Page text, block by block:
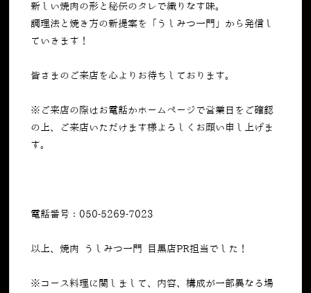
新しい焼肉の形と秘伝のタレで織りなす味。
調理法と焼き方の新提案を「うしみつ一門」から発信し
ていきます！
皆さまのご来店を心よりお待ちしております。
※ご来店の際はお電話かホームページで営業日をご確認
の上、ご来店いただけます様よろしくお願い申し上げま
す。
電話番号：050-5269-7023
以上、焼肉 うしみつ一門 目黒店PR担当でした！
※コース料理に関しまして、内容、構成が一部異なる場